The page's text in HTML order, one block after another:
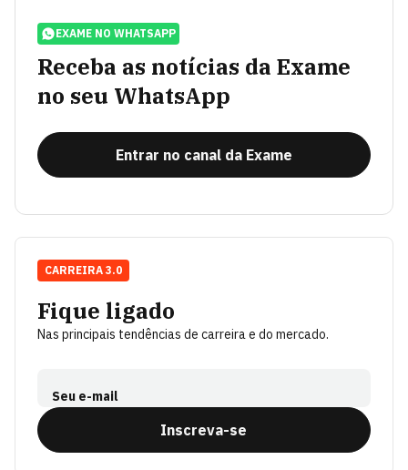
EXAME NO WHATSAPP
Receba as notícias da Exame
no seu WhatsApp
Entrar no canal da Exame
Fique ligado
Nas principais tendências de carreira e do mercado.
Seu e-mail
Inscreva-se
CARREIRA 3.0